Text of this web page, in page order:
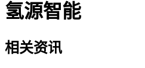
氢源智能
相关资讯